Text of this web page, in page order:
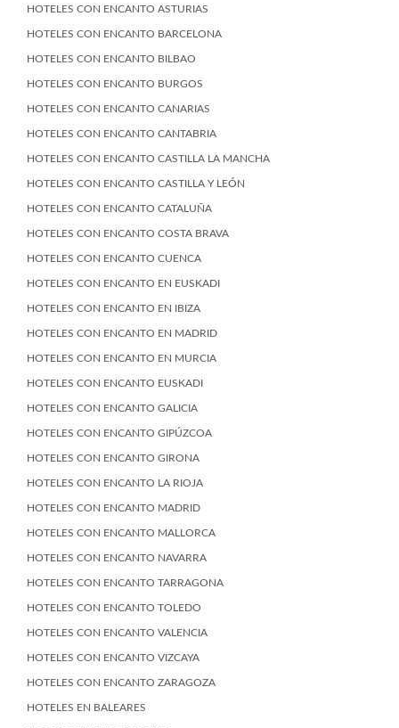
HOTELES CON ENCANTO ASTURIAS
HOTELES CON ENCANTO BARCELONA
HOTELES CON ENCANTO BILBAO
HOTELES CON ENCANTO BURGOS
HOTELES CON ENCANTO CANARIAS
HOTELES CON ENCANTO CANTABRIA
HOTELES CON ENCANTO CASTILLA LA MANCHA
HOTELES CON ENCANTO CASTILLA Y LEÓN
HOTELES CON ENCANTO CATALUÑA
HOTELES CON ENCANTO COSTA BRAVA
HOTELES CON ENCANTO CUENCA
HOTELES CON ENCANTO EN EUSKADI
HOTELES CON ENCANTO EN IBIZA
HOTELES CON ENCANTO EN MADRID
HOTELES CON ENCANTO EN MURCIA
HOTELES CON ENCANTO EUSKADI
HOTELES CON ENCANTO GALICIA
HOTELES CON ENCANTO GIPÚZCOA
HOTELES CON ENCANTO GIRONA
HOTELES CON ENCANTO LA RIOJA
HOTELES CON ENCANTO MADRID
HOTELES CON ENCANTO MALLORCA
HOTELES CON ENCANTO NAVARRA
HOTELES CON ENCANTO TARRAGONA
HOTELES CON ENCANTO TOLEDO
HOTELES CON ENCANTO VALENCIA
HOTELES CON ENCANTO VIZCAYA
HOTELES CON ENCANTO ZARAGOZA
HOTELES EN BALEARES